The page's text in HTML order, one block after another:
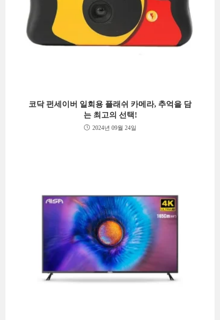
코닥 펀세이버 일회용 플래쉬 카메라, 추억을 담
는 최고의 선택!
2024년 09월 24일